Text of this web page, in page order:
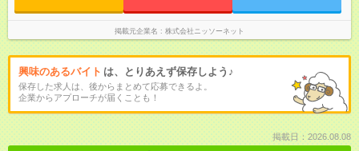
掲載元企業名 株式会社ニッソーネット
興味のあるバイト は、とりあえず保存しよう♪
保存した求人は、後からまとめて応募できるよ。
企業からアプローチが届くことも！
掲載日：2026.08.08